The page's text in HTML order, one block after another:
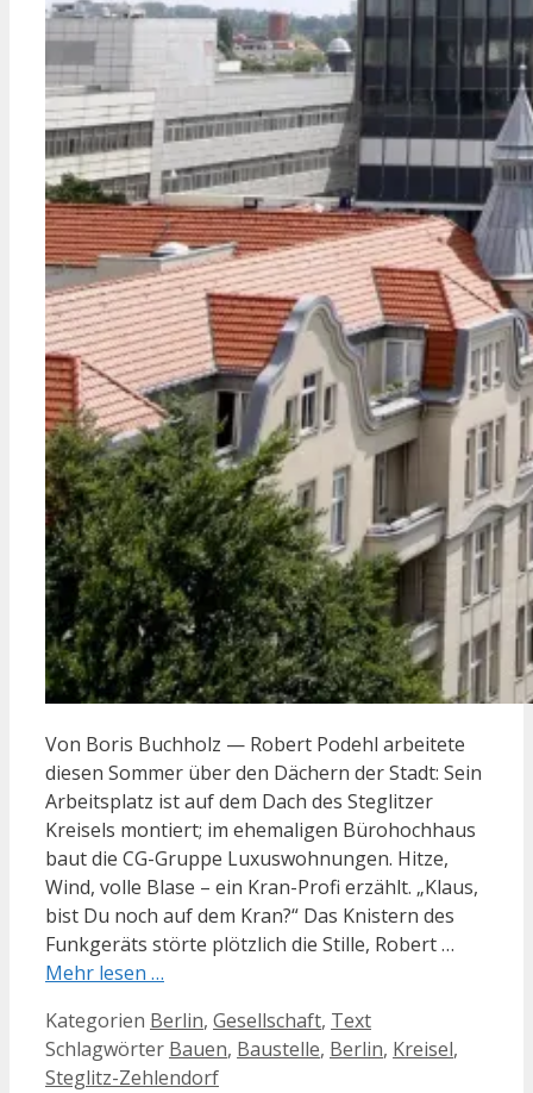
Von Boris Buchholz — Robert Podehl arbeitete
diesen Sommer über den Dächern der Stadt: Sein
Arbeitsplatz ist auf dem Dach des Steglitzer
Kreisels montiert; im ehemaligen Bürohochhaus
baut die CG-Gruppe Luxuswohnungen. Hitze,
Wind, volle Blase – ein Kran-Profi erzählt. „Klaus,
bist Du noch auf dem Kran?“ Das Knistern des
Funkgeräts störte plötzlich die Stille, Robert …
Mehr lesen …
Kategorien Berlin, Gesellschaft, Text
Schlagwörter Bauen, Baustelle, Berlin, Kreisel,
Steglitz-Zehlendorf